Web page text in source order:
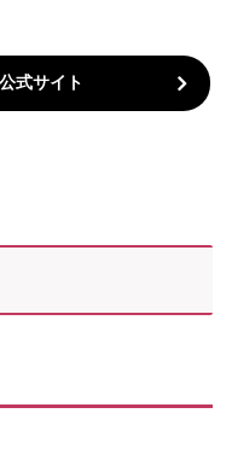
式サイト